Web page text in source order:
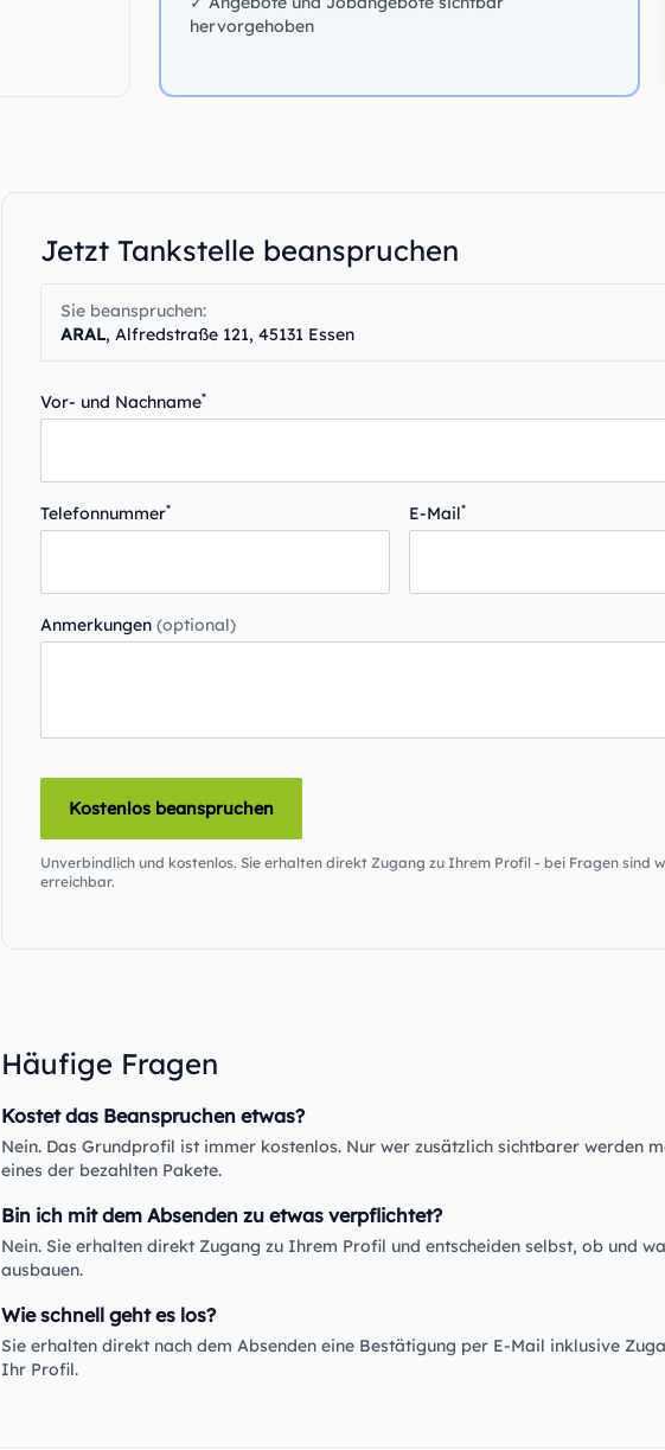
hervorgehoben
Jetzt Tankstelle beanspruchen
Sie beanspruchen:
ARAL, Alfredstraße 121, 45131 Essen
Vor- und Nachname*
Telefonnummer* E-Mail*
Anmerkungen (optional)
Kostenlos beanspruchen
Unverbindlich und kostenlos. Sie erhalten direkt Zugang zu Ihrem Profil - bei Fragen sind
erreichbar.
Häufige Fragen
Kostet das Beanspruchen etwas?
Nein. Das Grundprofil ist immer kostenlos. Nur wer zusätzlich sichtbarer werden
eines der bezahlten Pakete.
Bin ich mit dem Absenden zu etwas verpflichtet?
Nein. Sie erhalten direkt Zugang zu Ihrem Profil und entscheiden selbst, ob und
ausbauen.
Wie schnell geht es los?
Sie erhalten direkt nach dem Absenden eine Bestätigung per E-Mail inklusive
Ihr Profil.